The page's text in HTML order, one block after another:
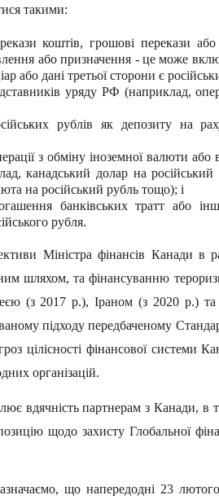
такими:
коштів, грошові перекази
або призначення - це може
або дані третьої сторони є
уряду РФ (наприклад,
рублів як депозиту на
з обміну іноземної валюти або
канадський долар на
на російський рубль тощо); і
банківських тратт або
рубля.
Міністра фінансів Канади в
шляхом, та фінансуванню
(з 2017 р.), Іраном (з 2020 р.)
підходу передбаченому
цілісності фінансової
організацій.
вдячність партнерам з Канади, в
щодо захисту Глобальної
що напередодні 23